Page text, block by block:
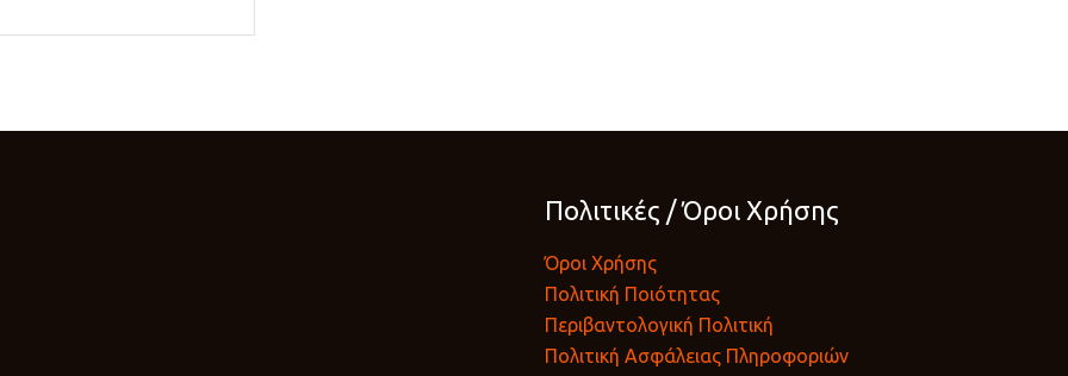
Πολιτικές / Όροι Χρήσης
Όροι Χρήσης
Πολιτική Ποιότητας
Περιβαντολογική Πολιτική
Πολιτική Ασφάλειας Πληροφοριών